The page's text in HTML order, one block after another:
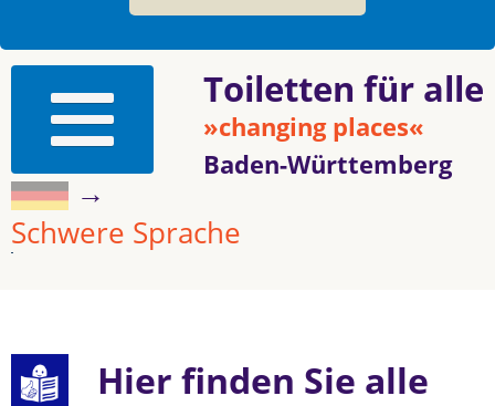
Toiletten für alle
»changing places«
Baden-Württemberg
→
Schwere Sprache
Hier finden Sie alle